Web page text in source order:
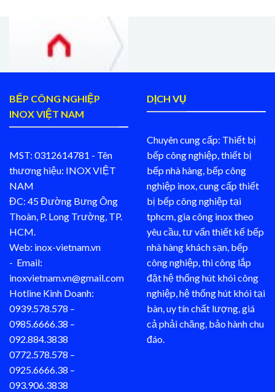
BẾP CÔNG NGHIỆP
INOX VIỆT NAM
MST: 0312614781 - Tên
thương hiệu: INOX VIỆT
NAM
ĐC: 45 Đường Bưng Ông
Thoàn, P. Long Trường, TP.
HCM.
Web: inox-vietnam.vn
- Email:
inoxvietnam.vn@gmail.com
Hotline Kinh Doanh:
0939.578.578 –
0985.6666.38 –
092.884.3838
0772.578.578 –
0925.6666.38 –
093.906.3838
DỊCH VỤ
Chuyên cung cấp: Thiết bị
bếp công nghiệp, thiết bị
bếp nhà hàng, bếp công
nghiệp inox, cung cấp thiết
bị bếp công nghiệp tại
tphcm, gia công inox theo
yêu cầu, tư vấn thiết kế bếp
nhà hàng khách sạn, bếp
công nghiệp, thi công lắp
đặt hệ thống hút khói công
nghiệp, hệ thống hút khói tại
bàn, uy tín chất lượng, giá
cả phải chăng, bảo hành chu
đáo.